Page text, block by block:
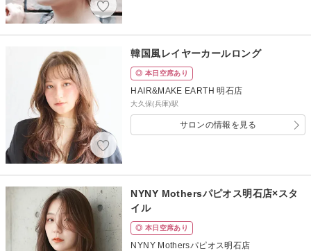
韓国風レイヤーカールロング
◎ 本日空席あり
HAIR&MAKE EARTH 明石店
大久保(兵庫)駅
サロンの情報を見る
NYNY Mothersパピオス明石店×スタ
イル
◎ 本日空席あり
NYNY Mothersパピオス明石店